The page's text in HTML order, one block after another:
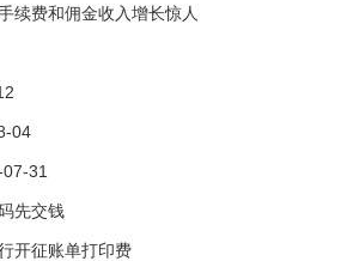
续费和佣金收入增长惊人
04
31
先交钱
开征账单打印费